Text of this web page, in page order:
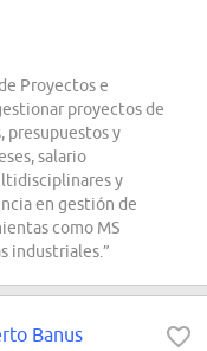
Proyectos e
proyectos de
presupuestos y
salario
y
en gestión de
como MS
industriales.”
Banus